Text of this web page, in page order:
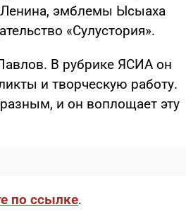
Ленина, эмблемы Ысыаха
«Сулустория».
В рубрике ЯСИА он
и творческую работу.
и он воплощает эту
по ссылке.